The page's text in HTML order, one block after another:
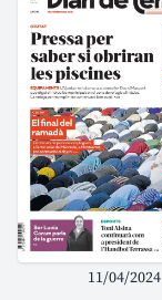
11/04/2024